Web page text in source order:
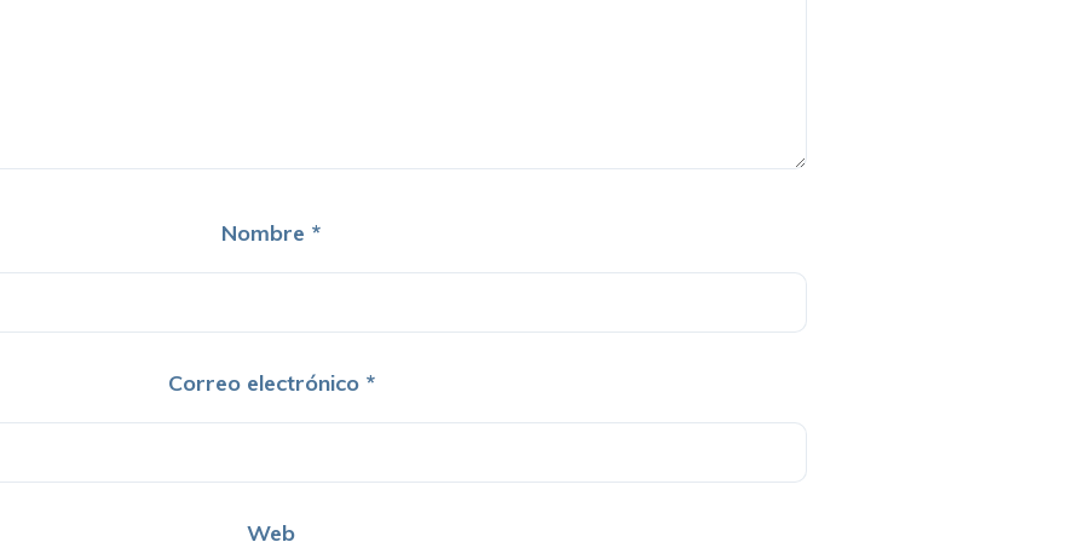
Nombre *
Correo electrónico *
Web